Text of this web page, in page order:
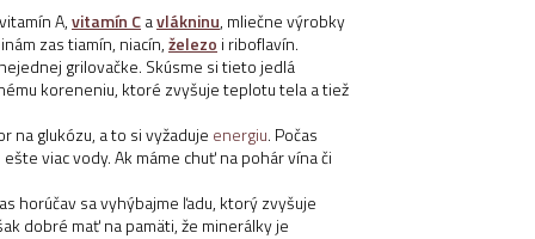
A,vitamín Cavlákninu, mliečne výrobky
zas tiamín, niacín,železo i riboflavín.
grilovačke. Skúsme si tieto jedlá
koreneniu, ktoré zvyšuje teplotu tela a tiež
na glukózu, a to si vyžaduje energiu. Počas
viac vody. Ak máme chuť na pohár vína či
horúčav sa vyhýbajme ľadu, ktorý zvyšuje
dobré mať na pamäti, že minerálky je